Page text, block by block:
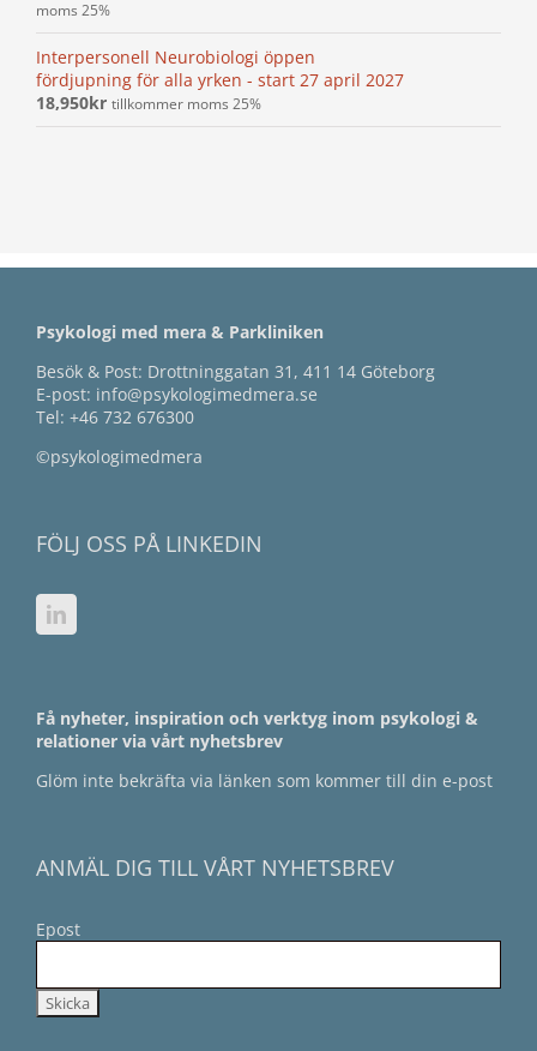
moms 25%
Interpersonell Neurobiologi öppen
fördjupning för alla yrken - start 27 april 2027
18,950kr tillkommer moms 25%
Psykologi med mera & Parkliniken
Besök & Post: Drottninggatan 31, 411 14 Göteborg
E-post: info@psykologimedmera.se
Tel: +46 732 676300
©psykologimedmera
FÖLJ OSS PÅ LINKEDIN
Få nyheter, inspiration och verktyg inom psykologi &
relationer via vårt nyhetsbrev
Glöm inte bekräfta via länken som kommer till din e-post
ANMÄL DIG TILL VÅRT NYHETSBREV
Epost